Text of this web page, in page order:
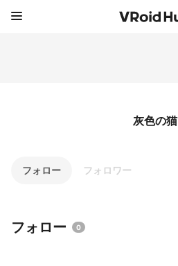
灰色の猫
フォロー フォロワー
フォロー 0